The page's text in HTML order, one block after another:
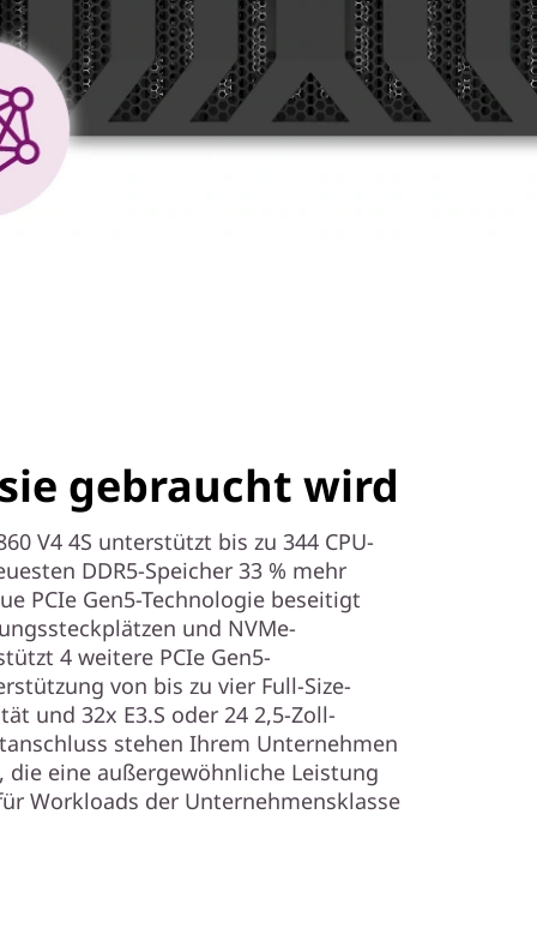
gebraucht wird
V4 4S unterstützt bis zu 344 CPU-
DDR5-Speicher 33 % mehr
PCIe Gen5-Technologie beseitigt
und NVMe-
4 weitere PCIe Gen5-
von bis zu vier Full-Size-
und 32x E3.S oder 24 2,5-Zoll-
stehen Ihrem Unternehmen
die eine außergewöhnliche Leistung
Workloads der Unternehmensklasse